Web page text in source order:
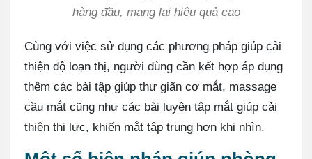
hàng đầu, mang lại hiệu quả cao
Cùng với việc sử dụng các phương pháp giúp cải
thiện độ loạn thị, người dùng cần kết hợp áp dụng
thêm các bài tập giúp thư giãn cơ mắt, massage
cầu mắt cũng như các bài luyện tập mắt giúp cải
thiện thị lực, khiến mắt tập trung hơn khi nhìn.